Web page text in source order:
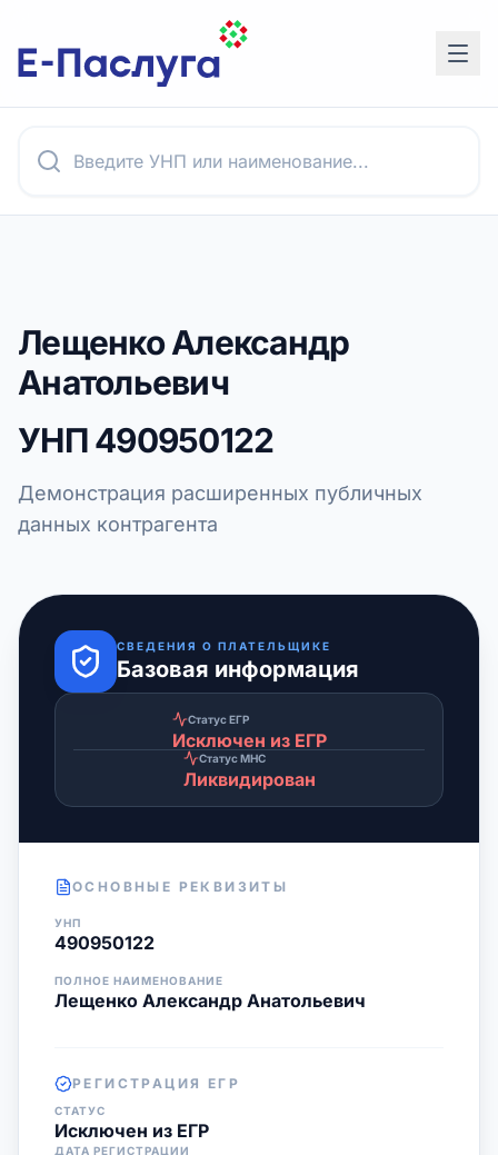
Лещенко Александр
Анатольевич
УНП490950122
Демонстрация расширенных публичных
данных контрагента
СВЕДЕНИЯ О ПЛАТЕЛЬЩИКЕ
Базовая информация
Статус ЕГР
Исключен из ЕГР
Статус МНС
Ликвидирован
ОСНОВНЫЕ РЕКВИЗИТЫ
УНП
490950122
ПОЛНОЕ НАИМЕНОВАНИЕ
Лещенко Александр Анатольевич
РЕГИСТРАЦИЯ ЕГР
СТАТУС
Исключен из ЕГР
ДАТА РЕГИСТРАЦИИ